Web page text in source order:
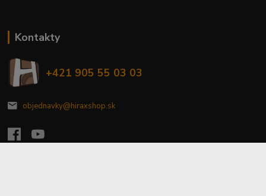
Kontakty
+421 905 55 03 03
objednavky@hiraxshop.sk